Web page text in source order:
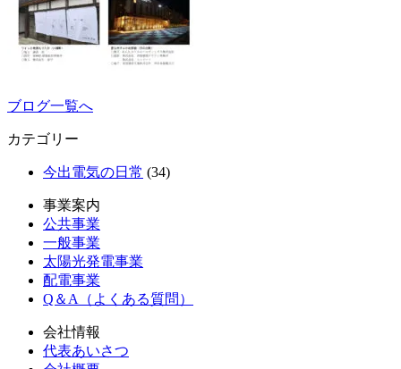
ブログ一覧へ
カテゴリー
今出電気の日常 (34)
事業案内
公共事業
一般事業
太陽光発電事業
配電事業
Q＆A（よくある質問）
会社情報
代表あいさつ